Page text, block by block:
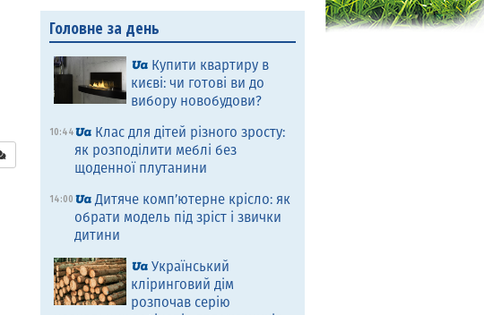
Головне за день
Купити квартиру в
києві: чи готові ви до
вибору новобудови?
10:44
Клас для дітей різного зросту:
як розподілити меблі без
щоденної плутанини
14:00
Дитяче комп’ютерне крісло: як
обрати модель під зріст і звички
дитини
Український
кліринговий дім
розпочав серію